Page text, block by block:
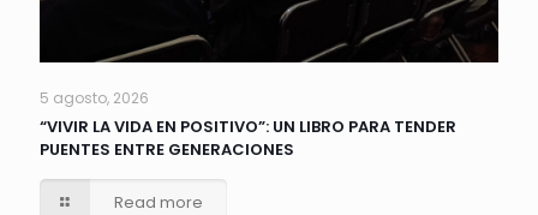
5 agosto, 2026
“VIVIR LA VIDA EN POSITIVO”: UN LIBRO PARA TENDER
PUENTES ENTRE GENERACIONES
Read more